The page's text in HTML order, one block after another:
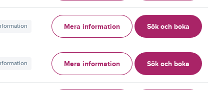
Mera information Sök och boka
Mera information Sök och boka